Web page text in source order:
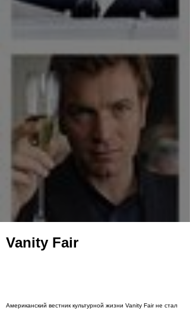
Vanity Fair
Американский вестник культурной жизни Vanity Fair не стал